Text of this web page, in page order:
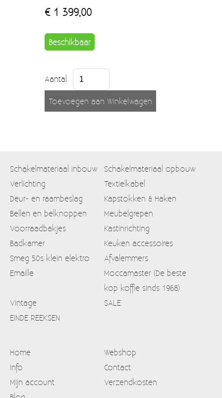
€ 1 399,00
Beschikbaar
Aantal
Schakelmateriaal inbouw
Schakelmateriaal opbouw
Verlichting
Textielkabel
Deur- en raambeslag
Kapstokken & Haken
Bellen en belknoppen
Meubelgrepen
Voorraadbakjes
Kastinrichting
Badkamer
Keuken accessoires
Smeg 50s klein elektro
Afvalemmers
Emaille
Moccamaster (De beste
kop koffie sinds 1968)
Vintage
SALE
EINDE REEKSEN
Home
Webshop
Info
Contact
Mijn account
Verzendkosten